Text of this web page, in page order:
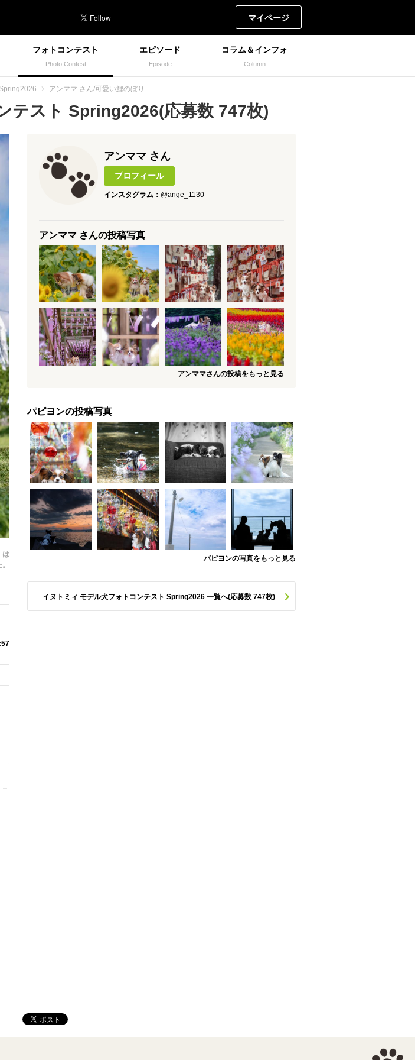
マイページ
フォトコンテスト
Photo Contest
エピソード
Episode
コラム＆インフォ
Column
アンママ さん/可愛い鯉のぼり
テスト Spring2026(応募数 747枚)
は
アンママ さん
プロフィール
インスタグラム： @ange_1130
アンママ さんの投稿写真
アンママさんの投稿をもっと見る
パピヨンの投稿写真
パピヨンの写真をもっと見る
イヌトミィ モデル犬フォトコンテスト Spring2026 一覧へ(応募数 747枚)